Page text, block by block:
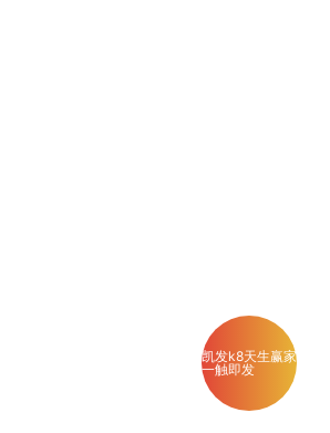
凯发k8天生赢家
一触即发